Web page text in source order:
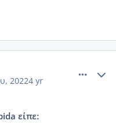
20224 yr
είπε: